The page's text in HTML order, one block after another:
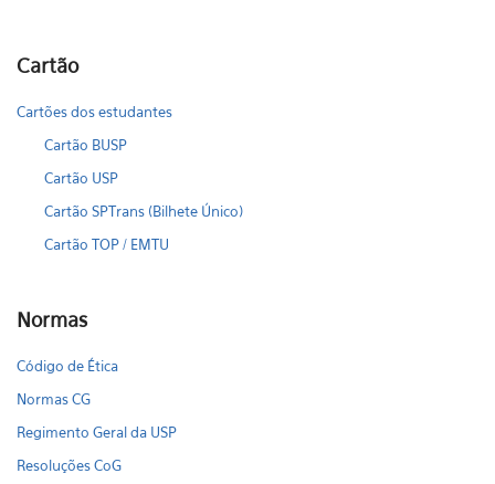
Cartão
Cartões dos estudantes
Cartão BUSP
Cartão USP
Cartão SPTrans (Bilhete Único)
Cartão TOP / EMTU
Normas
Código de Ética
Normas CG
Regimento Geral da USP
Resoluções CoG